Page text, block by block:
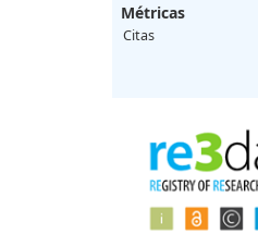
Métricas
Citas